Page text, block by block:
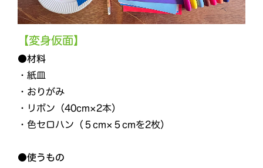
【変身仮面】
●材料
・紙皿
・おりがみ
・リボン（40cm×2本）
・色セロハン（５cm×５cmを2枚）
●使うもの